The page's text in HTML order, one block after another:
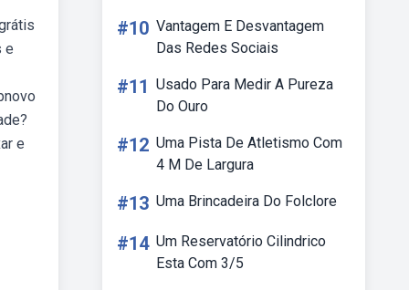
e
e
#10 Vantagem E Desvantagem
Das Redes Sociais
#11 Usado Para Medir A Pureza
Do Ouro
#12 Uma Pista De Atletismo Com
4 M De Largura
#13 Uma Brincadeira Do Folclore
#14 Um Reservatório Cilindrico
Esta Com 3/5